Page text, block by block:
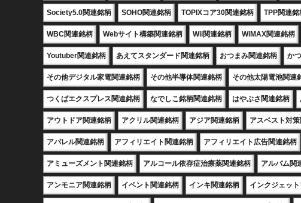
Society5.0関連銘柄 SOHO関連銘柄 TOPIXコア30関連銘柄 TPP関連銘
WBC関連銘柄 Webサイト構築関連銘柄 Wii関連銘柄 WiMAX関連銘柄
Youtuber関連銘柄 あえてスタンダード関連銘柄 おつまみ関連銘柄 か
その他デジタル家電関連銘柄 その他半導体関連銘柄 その他太陽電池関連
つくばエクスプレス関連銘柄 なでしこ銘柄関連銘柄 はやぶさ関連銘柄
アウトドア関連銘柄 アクリル関連銘柄 アジア関連銘柄 アスベスト対
アパレル関連銘柄 アフィリエイト関連銘柄 アフィリエイト広告関連銘柄
アミューズメント関連銘柄 アルコール依存症治療薬関連銘柄 アルバム関
アンモニア関連銘柄 イベント関連銘柄 インキ関連銘柄 インクジェッ